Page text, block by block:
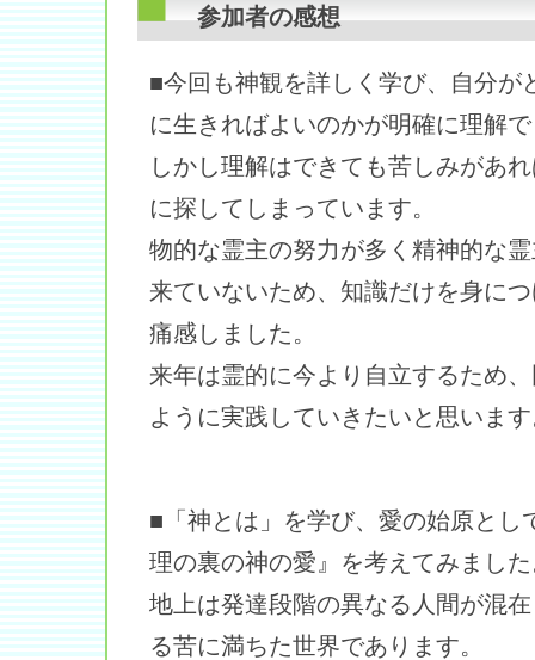
参加者の感想
■今回も神観を詳しく学び、自分が
に生きればよいのかが明確に理解
しかし理解はできても苦しみがあ
に探してしまっています。
物的な霊主の努力が多く精神的な
来ていないため、知識だけを身に
痛感しました。
来年は霊的に今より自立するため
ように実践していきたいと思いま
■「神とは」を学び、愛の始原とし
理の裏の神の愛』を考えてみまし
地上は発達段階の異なる人間が混
る苦に満ちた世界であります。